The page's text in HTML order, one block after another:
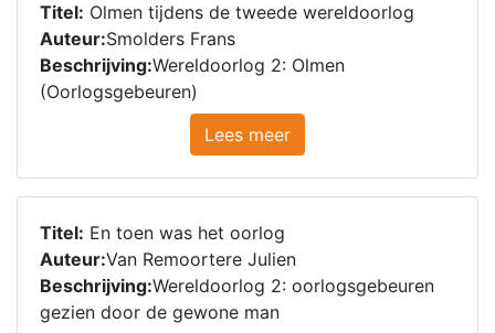
Titel: Olmen tijdens de tweede wereldoorlog
Auteur:Smolders Frans
Beschrijving:Wereldoorlog 2: Olmen
(Oorlogsgebeuren)
Lees meer
Titel: En toen was het oorlog
Auteur:Van Remoortere Julien
Beschrijving:Wereldoorlog 2: oorlogsgebeuren
gezien door de gewone man